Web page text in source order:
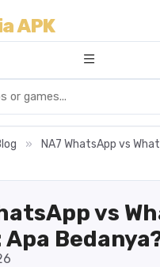
APK
»
NA7 WhatsApp vs
vs
Apa